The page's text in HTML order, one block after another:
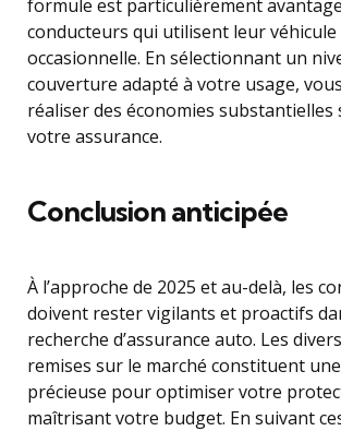
formule est particulièrement
conducteurs qui utilisent leur véhicule
occasionnelle. En sélectionnant un
couverture adapté à votre usage,
réaliser des économies substantielles
votre assurance.
Conclusion anticipée
À l’approche de 2025 et au-delà, les
doivent rester vigilants et proactifs
recherche d’assurance auto. Les
remises sur le marché constituent
précieuse pour optimiser votre
maîtrisant votre budget. En suivant